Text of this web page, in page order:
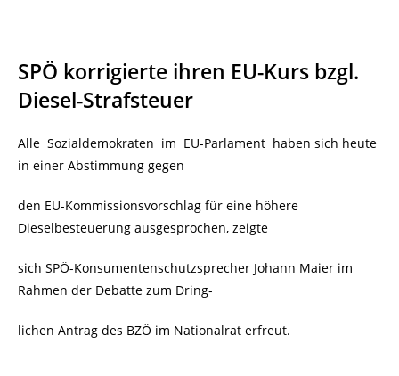
SPÖ korrigierte ihren EU-Kurs bzgl.
Diesel-Strafsteuer
Alle Sozialdemokraten im EU-Parlament haben sich heute
in einer Abstimmung gegen
den EU-Kommissionsvorschlag für eine höhere
Dieselbesteuerung ausgesprochen, zeigte
sich SPÖ-Konsumentenschutzsprecher Johann Maier im
Rahmen der Debatte zum Dring-
lichen Antrag des BZÖ im Nationalrat erfreut.